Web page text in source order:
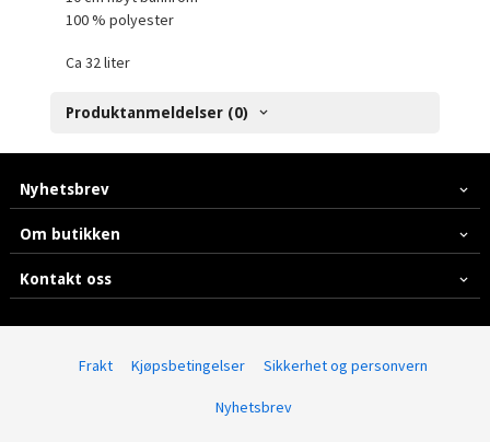
100 % polyester
Ca 32 liter
Produktanmeldelser (0)
Nyhetsbrev
Om butikken
Kontakt oss
Frakt Kjøpsbetingelser Sikkerhet og personvern
Nyhetsbrev